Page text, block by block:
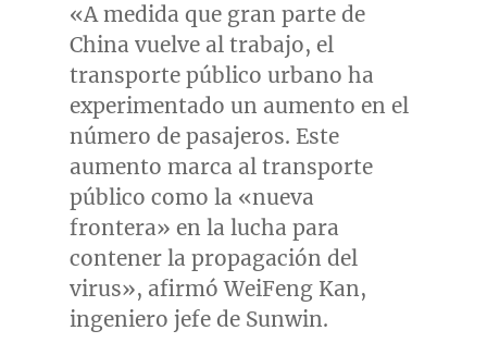
«A medida que gran parte de
China vuelve al trabajo, el
transporte público urbano ha
experimentado un aumento en el
número de pasajeros. Este
aumento marca al transporte
público como la «nueva
frontera» en la lucha para
contener la propagación del
virus», afirmóWeiFeng Kan,
ingeniero jefe de Sunwin.